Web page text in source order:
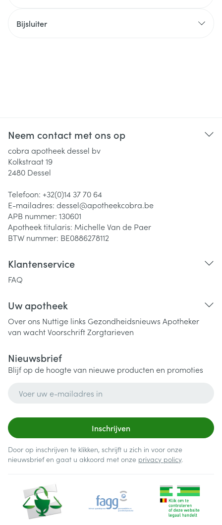
Bijsluiter
Neem contact met ons op
cobra apotheek dessel bv
Kolkstraat 19
2480 Dessel
Telefoon: +32(0)14 37 70 64
E-mailadres: dessel@apotheekcobra.be
APB nummer: 130601
Apotheek titularis: Michelle Van de Paer
BTW nummer: BE0886278112
Klantenservice
FAQ
Uw apotheek
Over ons Nuttige links Gezondheidsnieuws Apotheker
van wachtVoorschriftZorgtarieven
Nieuwsbrief
Blijf op de hoogte van nieuwe producten en promoties
Inschrijven
Door op inschrijven te klikken, schrijft u zich in voor onze
nieuwsbrief en gaat u akkoord met onze privacy policy.